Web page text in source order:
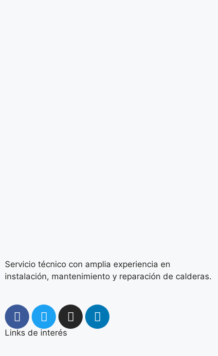
Servicio técnico con amplia experiencia en
instalación, mantenimiento y reparación de calderas.
Links de interés